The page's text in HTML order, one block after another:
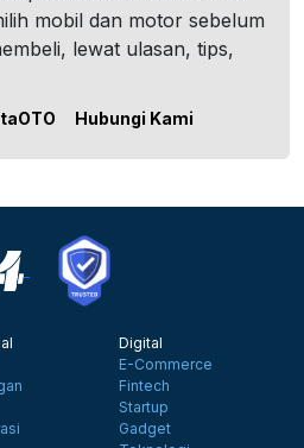
mobil dan motor sebelum
lewat ulasan, tips,
Hubungi Kami
Digital
E-Commerce
Fintech
Startup
Gadget